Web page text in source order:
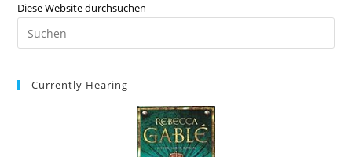
Diese Website durchsuchen
Currently Hearing